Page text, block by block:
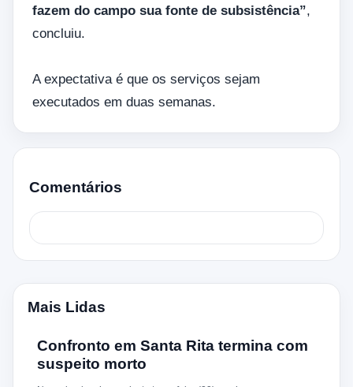
fazem do campo sua fonte de subsistência”,
concluiu.
A expectativa é que os serviços sejam
executados em duas semanas.
Comentários
Mais Lidas
Confronto em Santa Rita termina com
suspeito morto